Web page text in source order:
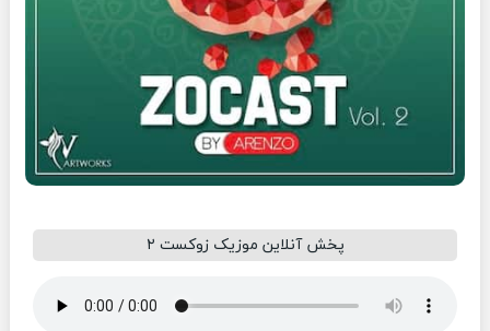
پخش آنلاین موزیک زوکست ۲